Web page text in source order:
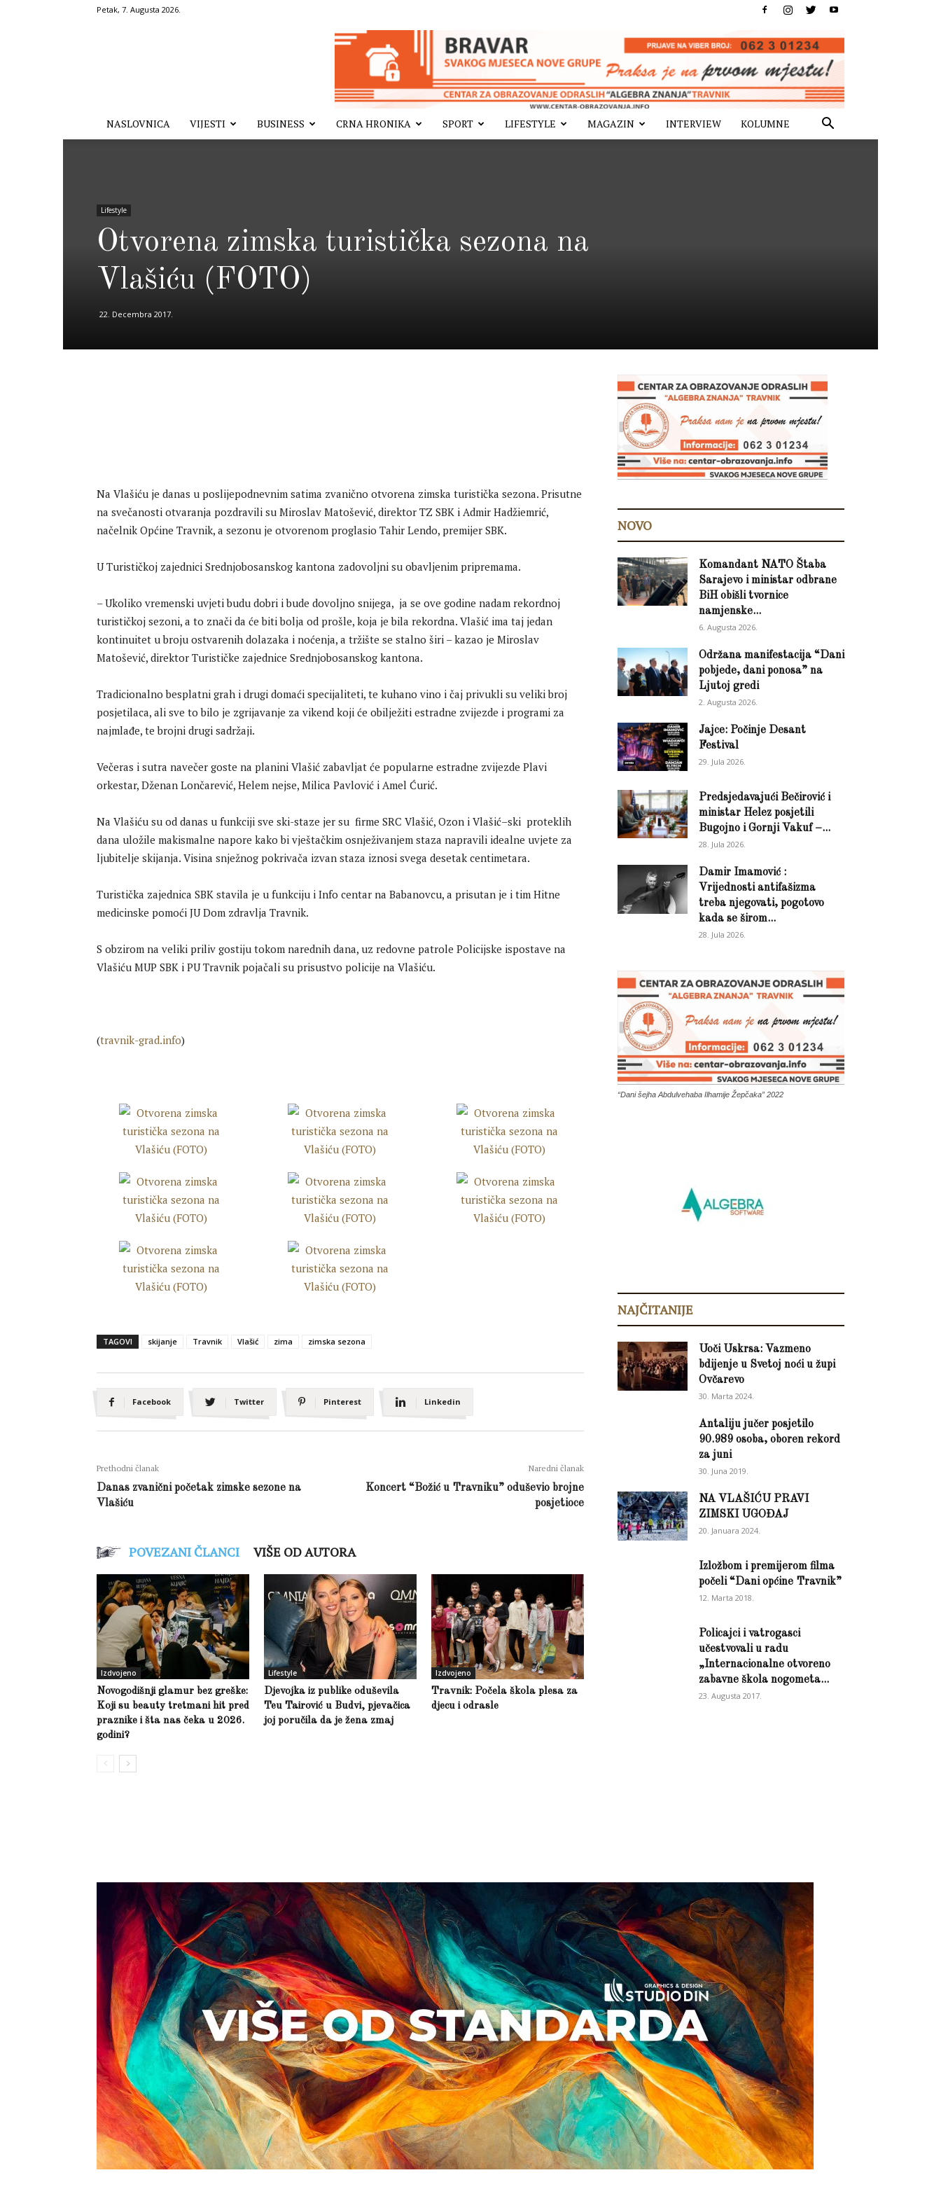
Petak, 7. Augusta 2026.
NASLOVNICA VIJESTI BUSINESS CRNA HRONIKA SPORT LIFESTYLE MAGAZIN INTERVIEW KOLUMNE
Lifestyle
Otvorena zimska turistička sezona na
Vlašiću (FOTO)
22. Decembra 2017.
Na Vlašiću je danas u poslijepodnevnim satima zvanično otvorena zimska turistička sezona. Prisutne
na svečanosti otvaranja pozdravili su Miroslav Matošević, direktor TZ SBK i Admir Hadžiemrić,
načelnik Općine Travnik, a sezonu je otvorenom proglasio Tahir Lendo, premijer SBK.
U Turističkoj zajednici Srednjobosanskog kantona zadovoljni su obavljenim pripremama.
– Ukoliko vremenski uvjeti budu dobri i bude dovoljno snijega, ja se ove godine nadam rekordnoj
turističkoj sezoni, a to znači da će biti bolja od prošle, koja je bila rekordna. Vlašić ima taj jedan
kontinuitet u broju ostvarenih dolazaka i noćenja, a tržište se stalno širi – kazao je Miroslav
Matošević, direktor Turističke zajednice Srednjobosanskog kantona.
Tradicionalno besplatni grah i drugi domaći specijaliteti, te kuhano vino i čaj privukli su veliki broj
posjetilaca, ali sve to bilo je zgrijavanje za vikend koji će obilježiti estradne zvijezde i programi za
najmlađe, te brojni drugi sadržaji.
Večeras i sutra navečer goste na planini Vlašić zabavljat će popularne estradne zvijezde Plavi
orkestar, Dženan Lončarević, Helem nejse, Milica Pavlović i Amel Ćurić.
Na Vlašiću su od danas u funkciji sve ski-staze jer su firme SRC Vlašić, Ozon i Vlašić–ski proteklih
dana uložile makismalne napore kako bi vještačkim osnježivanjem staza napravili idealne uvjete za
ljubitelje skijanja. Visina snježnog pokrivača izvan staza iznosi svega desetak centimetara.
Turistička zajednica SBK stavila je u funkciju i Info centar na Babanovcu, a prisutan je i tim Hitne
medicinske pomoći JU Dom zdravlja Travnik.
S obzirom na veliki priliv gostiju tokom narednih dana, uz redovne patrole Policijske ispostave na
Vlašiću MUP SBK i PU Travnik pojačali su prisustvo policije na Vlašiću.
(travnik-grad.info)
TAGOVI skijanje Travnik Vlašić zima zimska sezona
Facebook Twitter Pinterest Linkedin
Prethodni članak
Danas zvanični početak zimske sezone na
Vlašiću
Naredni članak
Koncert “Božić u Travniku” oduševio brojne
posjetioce
POVEZANI ČLANCI VIŠE OD AUTORA
Izdvojeno
Novogodišnji glamur bez greške:
Koji su beauty tretmani hit pred
praznike i šta nas čeka u 2026.
godini?
Lifestyle
Djevojka iz publike oduševila
Teu Tairović u Budvi, pjevačica
joj poručila da je žena zmaj
Izdvojeno
Travnik: Počela škola plesa za
djecu i odrasle
NOVO
Komandant NATO Štaba
Sarajevo i ministar odbrane
BiH obišli tvornice
namjenske...
6. Augusta 2026.
Održana manifestacija “Dani
pobjede, dani ponosa” na
Ljutoj gredi
2. Augusta 2026.
Jajce: Počinje Desant
Festival
29. Jula 2026.
Predsjedavajući Bečirović i
ministar Helez posjetili
Bugojno i Gornji Vakuf –...
28. Jula 2026.
Damir Imamović :
Vrijednosti antifašizma
treba njegovati, pogotovo
kada se širom...
28. Jula 2026.
“Dani šejha Abdulvehaba Ilhamije Žepčaka” 2022
NAJČITANIJE
Uoči Uskrsa: Vazmeno
bdijenje u Svetoj noći u župi
Ovčarevo
30. Marta 2024.
Antaliju jučer posjetilo
90.989 osoba, oboren rekord
za juni
30. Juna 2019.
NA VLAŠIĆU PRAVI
ZIMSKI UGOĐAJ
20. Januara 2024.
Izložbom i premijerom filma
počeli “Dani općine Travnik”
12. Marta 2018.
Policajci i vatrogasci
učestvovali u radu
„Internacionalne otvoreno
zabavne škola nogometa...
23. Augusta 2017.